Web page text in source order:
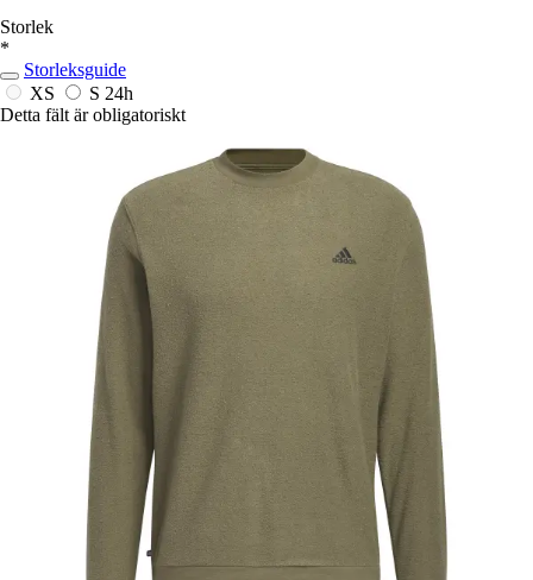
Storlek
*
Storleksguide
XS
S 24h
Detta fält är obligatoriskt